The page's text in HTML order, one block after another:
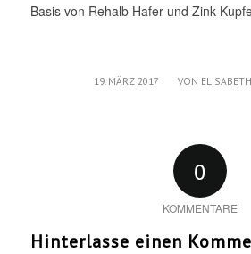
Basis von Rehalb Hafer und Zink-
19. MÄRZ 2017
/ VON
0
KOMMENTARE
Hinterlasse einen